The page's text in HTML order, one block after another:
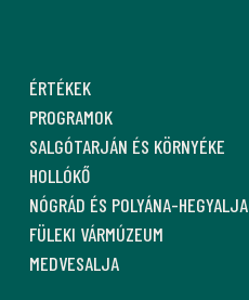
ÉRTÉKEK
PROGRAMOK
SALGÓTARJÁN ÉS KÖRNYÉKE
HOLLÓKŐ
NÓGRÁD ÉS POLYÁNA-HEGYALJA
FÜLEKI VÁRMÚZEUM
MEDVESALJA